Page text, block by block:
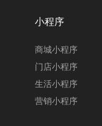
小程序
商城小程序
门店小程序
生活小程序
营销小程序